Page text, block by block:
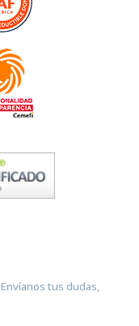
tus dudas,